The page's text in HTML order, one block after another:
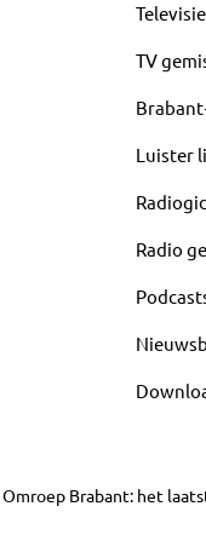
TV
Luister
Radio
Omroep Brabant: het